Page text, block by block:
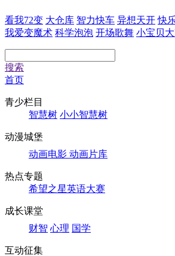
看我72变 大仓库 智力快车 异想天开 快
我爱变魔术 科学泡泡 开场歌舞 小宝贝
搜索
首页
青少栏目
智慧树 小小智慧树
动漫城堡
动画电影 动画片库
热点专题
希望之星英语大赛
成长课堂
财智 心理 国学
互动征集